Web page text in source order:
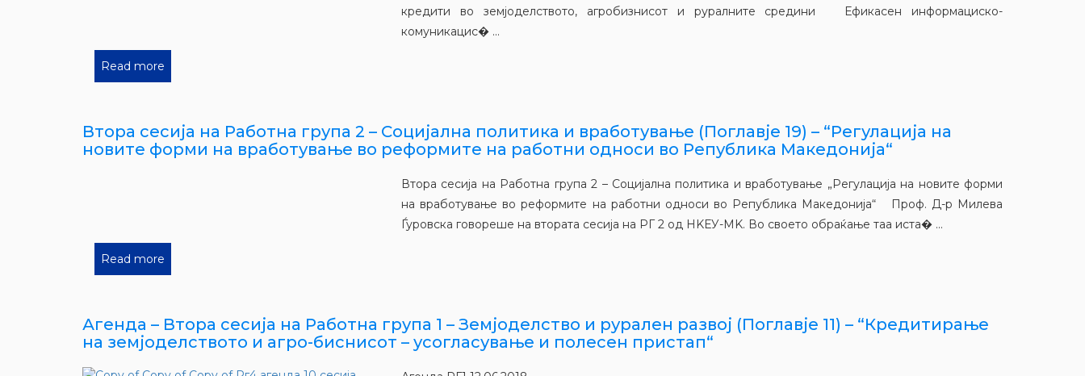
кредити во земјоделството, агробизнисот и руралните средини Ефикасен информациско-
комуникацис� ...
Read more
Втора сесија на Работна група 2 – Социјална политика и вработување (Поглавје 19) – “Регулација на
новите форми на вработување во реформите на работни односи во Република Македонија“
Втора сесија на Работна група 2 – Социјална политика и вработување „Регулација на новите форми
на вработување во реформите на работни односи во Република Македонија“ Проф. Д-р Милева
Ѓуровска говореше на втората сесија на РГ 2 од НKЕУ-MK. Во своето обраќање таа иста� ...
Read more
Агенда – Втора сесија на Работна група 1 – Земјоделство и рурален развој (Поглавје 11) – “Кредитирање
на земјоделството и агро-биснисот – усогласување и полесен пристап“